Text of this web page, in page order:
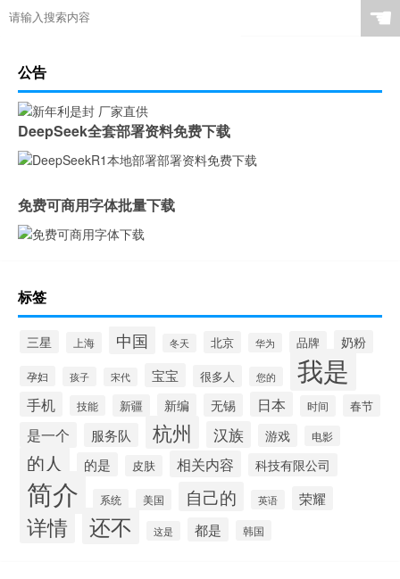
☚
公告
DeepSeek全套部署资料免费下载
免费可商用字体批量下载
标签
三星 上海 中国 冬天 北京 华为 品牌 奶粉
孕妇 孩子 宋代 宝宝 很多人 您的 我是
手机 技能 新疆 新编 无锡 日本 时间 春节
是一个 服务队 杭州 汉族 游戏 电影
的人 的是 皮肤 相关内容 科技有限公司
简介 系统 美国 自己的 英语 荣耀
详情 还不 这是 都是 韩国